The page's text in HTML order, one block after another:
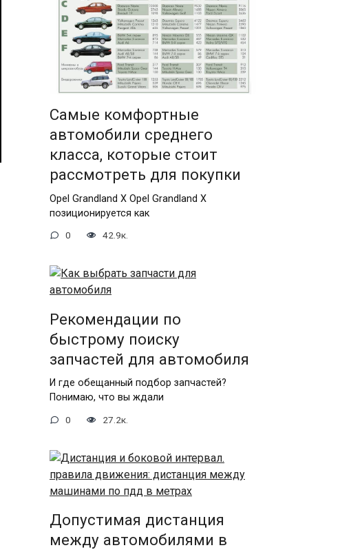
Самые комфортные
автомобили среднего
класса, которые стоит
рассмотреть для покупки
Opel Grandland X Opel Grandland X
позиционируется как
0 42.9к.
Рекомендации по
быстрому поиску
запчастей для автомобиля
И где обещанный подбор запчастей?
Понимаю, что вы ждали
0 27.2к.
Допустимая дистанция
между автомобилями в